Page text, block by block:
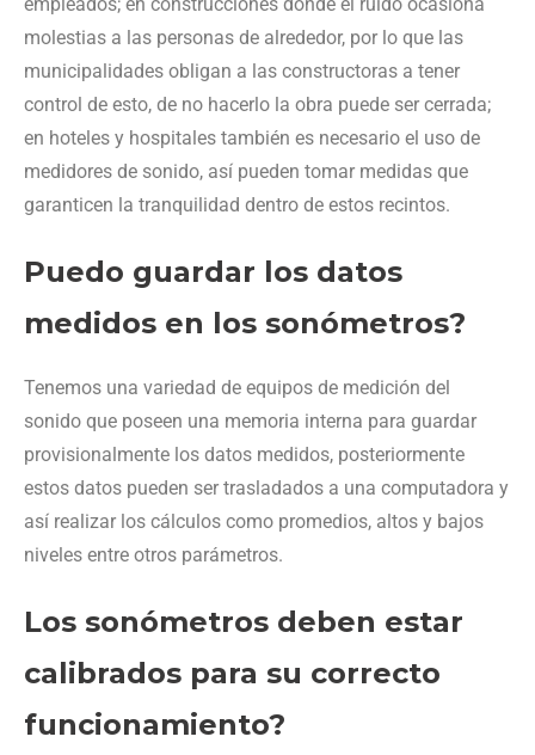
molestias a las personas de alrededor, por lo que las
municipalidades obligan a las constructoras a tener
control de esto, de no hacerlo la obra puede ser cerrada;
en hoteles y hospitales también es necesario el uso de
medidores de sonido, así pueden tomar medidas que
garanticen la tranquilidad dentro de estos recintos.
Puedo guardar los datos
medidos en los sonómetros?
Tenemos una variedad de equipos de medición del
sonido que poseen una memoria interna para guardar
provisionalmente los datos medidos, posteriormente
estos datos pueden ser trasladados a una computadora y
así realizar los cálculos como promedios, altos y bajos
niveles entre otros parámetros.
Los sonómetros deben estar
calibrados para su correcto
funcionamiento?